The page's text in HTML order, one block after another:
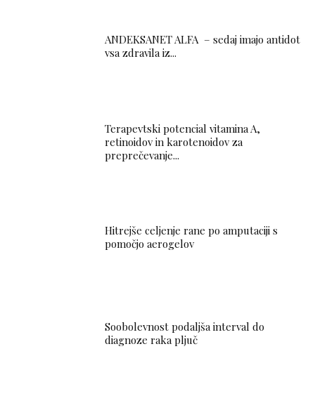
ANDEKSANET ALFA – sedaj imajo antidot
vsa zdravila iz...
Terapevtski potencial vitamina A,
retinoidov in karotenoidov za
preprečevanje...
Hitrejše celjenje rane po amputaciji s
pomočjo aerogelov
Soobolevnost podaljša interval do
diagnoze raka pljuč